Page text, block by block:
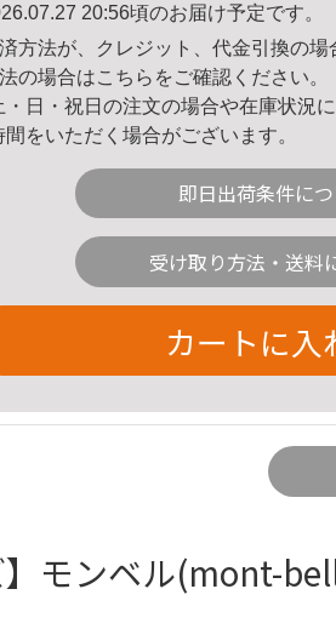
20:56頃のお届け予定です。
方法が、クレジット、代金引換の
の場合はこちら をご確認ください。
日・祝日の注文の場合や在庫状況
間をいただく場合がございます。
即日出荷条件に
受け取り方法・送料
カートに入
モンベル(mont-